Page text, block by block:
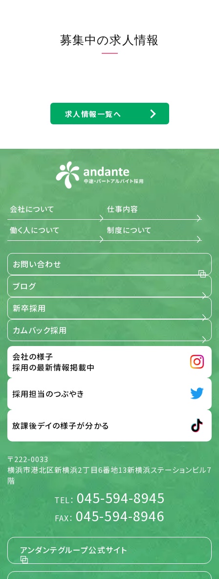
当社は、事業活動において、個人情報をお預かりしている
ことを考慮し、それぞれの業務実態に応じた個人情報保護
のための管理体制を確立すると共に、個人情報の収集、利
諸規則に則り、個人情報へのアクセス管理、個人情報の持
ち出し手段の制限、外部からの不正アクセスの防止等の対
策を実施し、個人情報の漏洩、滅失またはき損の防止に努
法令、国が定める指針その他の規範を遵守します。また、当
社の個人情報管理規則を、これらの法令および指針その
他の規範に適合させます。
(5) 個人情報に関する本人の権利尊重 当社は、個人情報に
用もしくは提供の拒否を求められたとき、および苦情、相談
の申し出を受けたときは、個人情報に関する本人の権利を
尊重し、誠意をもって対応します。
3. 適用範囲
当社が事業で取扱う全ての個人情報に関する取扱いを定め
るものです。
【適用範囲】
4. 個人情報保護の取組み
当社は、「個人情報保護に関する当社の考え方」および「個人
とに管理責任者を設置し、個人情報について細心の注意と
最大限の努力をもって、保護、管理を行っております。 この取
扱い要旨において「個人情報」とは、次の各号に該当する情
報のうち、ご本人さまを識別することができる情報をいうも
他の方法で入力され、ご本人さまから当社に提供された情
報 前号の他、当社がご本人さまから提供を受けた情報 及
5. 個人情報の取扱い方針 (取得・利用目的、
第三者提供)
当社は、当社が展開する様々な事業活動に関して、個人情報
ものとします。また、ご本人さまに個人情報を提供いただく場
合には事前にその使用目的を明示し、ご本人さまに同意をい
ただくものとします。 当社は、特定の条件のものを除き、あら
かじめご本人さまの事前の同意を得ないで、ご本人さまの個
社と共同して事業活動を行う場合に必要となる、お名前並び
に職場およびご自宅の住所、電話番号、FAX番号、電子メー
ルアドレス等のご本人さまの個人情報につき、当該グループ
会社に提供することがあります。
募集中の求人情報
求人情報一覧へ
会社について 仕事内容
働く人について 制度について
お問い合わせ
ブログ
新卒採用
カムバック採用
会社の様子
採用の最新情報掲載中
採用担当のつぶやき
放課後デイの様子が分かる
〒222-0033
横浜市港北区新横浜2丁目6番地13新横浜ステーションビル7
階
TEL： 045-594-8945
FAX： 045-594-8946
アンダンテグループ公式サイト